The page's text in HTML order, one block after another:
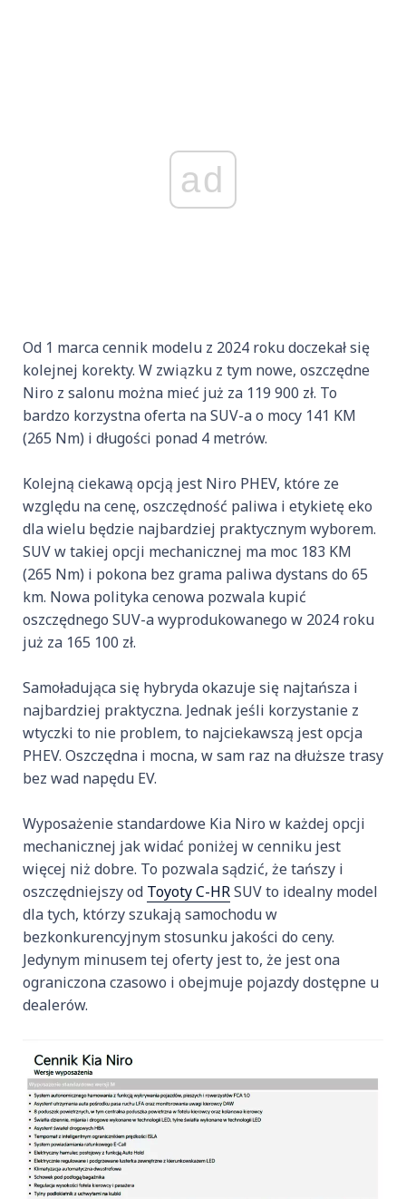
ad
Od 1 marca cennik modelu z 2024 roku doczekał się
kolejnej korekty. W związku z tym nowe, oszczędne
Niro z salonu można mieć już za 119 900 zł. To
bardzo korzystna oferta na SUV-a o mocy 141 KM
(265 Nm) i długości ponad 4 metrów.
Kolejną ciekawą opcją jest Niro PHEV, które ze
względu na cenę, oszczędność paliwa i etykietę eko
dla wielu będzie najbardziej praktycznym wyborem.
SUV w takiej opcji mechanicznej ma moc 183 KM
(265 Nm) i pokona bez grama paliwa dystans do 65
km. Nowa polityka cenowa pozwala kupić
oszczędnego SUV-a wyprodukowanego w 2024 roku
już za 165 100 zł.
Samoładująca się hybryda okazuje się najtańsza i
najbardziej praktyczna. Jednak jeśli korzystanie z
wtyczki to nie problem, to najciekawszą jest opcja
PHEV. Oszczędna i mocna, w sam raz na dłuższe trasy
bez wad napędu EV.
Wyposażenie standardowe Kia Niro w każdej opcji
mechanicznej jak widać poniżej w cenniku jest
więcej niż dobre. To pozwala sądzić, że tańszy i
oszczędniejszy od Toyoty C-HRSUV to idealny model
dla tych, którzy szukają samochodu w
bezkonkurencyjnym stosunku jakości do ceny.
Jedynym minusem tej oferty jest to, że jest ona
ograniczona czasowo i obejmuje pojazdy dostępne u
dealerów.